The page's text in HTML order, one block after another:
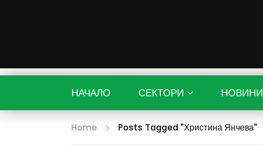
НАЧАЛО СЕКТОРИ НОВИНИ
Home Posts Tagged "Христина Янчева"